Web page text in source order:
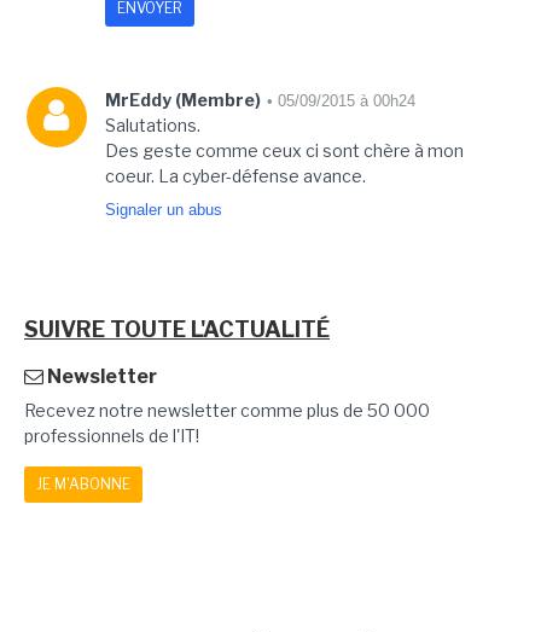
MrEddy (Membre) • 05/09/2015 à 00h24
Salutations.
Des geste comme ceux ci sont chère à mon
coeur. La cyber-défense avance.
Signaler un abus
SUIVRE TOUTE L'ACTUALITÉ
Newsletter
Recevez notre newsletter comme plus de 50 000
professionnels de l'IT!
JE M'ABONNE